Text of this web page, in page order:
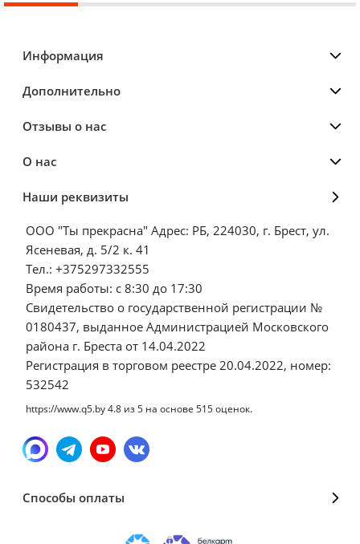
Информация
Дополнительно
Отзывы о нас
О нас
Наши реквизиты
ООО "Ты прекрасна" Адрес: РБ, 224030, г. Брест, ул.
Ясеневая, д. 5/2 к. 41
Тел.: +375297332555
Время работы: с 8:30 до 17:30
Свидетельство о государственной регистрации №
0180437, выданное Администрацией Московского
района г. Бреста от 14.04.2022
Регистрация в торговом реестре 20.04.2022, номер:
532542
https://www.q5.by4.8 из5 на основе 515оценок.
Способы оплаты